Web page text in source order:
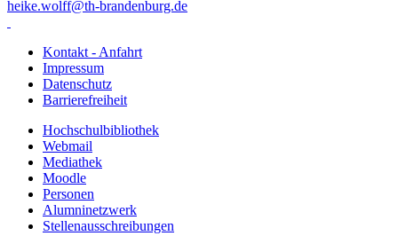
heike.wolff@th-brandenburg.de
Kontakt - Anfahrt
Impressum
Datenschutz
Barrierefreiheit
Hochschulbibliothek
Webmail
Mediathek
Moodle
Personen
Alumninetzwerk
Stellenausschreibungen